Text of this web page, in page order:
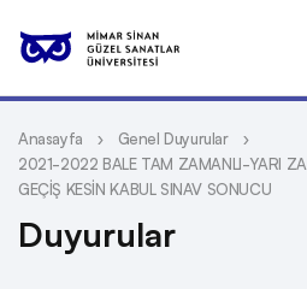
Anasayfa
Genel Duyurular
2021-2022 BALE TAM ZAMANLI-YARI
GEÇİŞ KESİN KABUL SINAV SONUCU
Duyurular